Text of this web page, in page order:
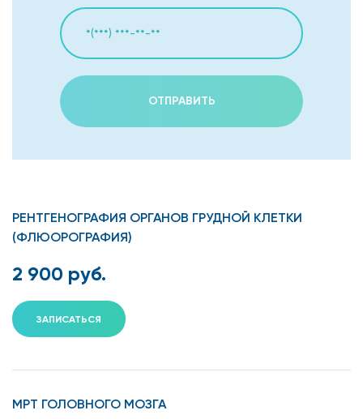
ОТПРАВИТЬ
РЕНТГЕНОГРАФИЯ ОРГАНОВ ГРУДНОЙ КЛЕТКИ
(ФЛЮОРОГРАФИЯ)
2 900 руб.
ЗАПИСАТЬСЯ
МРТ ГОЛОВНОГО МОЗГА